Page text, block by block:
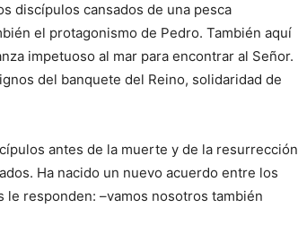
discípulos cansados de una pesca
el protagonismo de Pedro. También aquí
impetuoso al mar para encontrar al Señor.
del banquete del Reino, ­solidaridad de
antes de la muerte y de la resurrección
Ha nacido un nuevo acuerdo entre los
le responden: –vamos nosotros también